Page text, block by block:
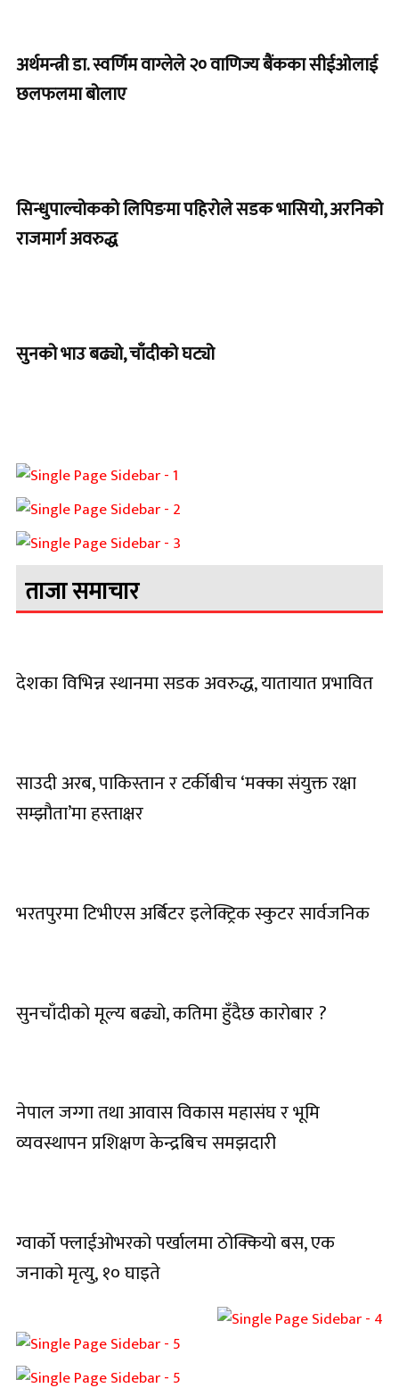
अर्थमन्त्री डा. स्वर्णिम वाग्लेले २० वाणिज्य बैंकका सीईओलाई
छलफलमा बोलाए
सिन्धुपाल्चोकको लिपिङमा पहिरोले सडक भासियो, अरनिको
राजमार्ग अवरुद्ध
सुनको भाउ बढ्यो, चाँदीको घट्यो
ताजा समाचार
देशका विभिन्न स्थानमा सडक अवरुद्ध, यातायात प्रभावित
साउदी अरब, पाकिस्तान र टर्कीबीच ‘मक्का संयुक्त रक्षा
सम्झौता’मा हस्ताक्षर
भरतपुरमा टिभीएस अर्बिटर इलेक्ट्रिक स्कुटर सार्वजनिक
सुनचाँदीको मूल्य बढ्यो, कतिमा हुँदैछ कारोबार ?
नेपाल जग्गा तथा आवास विकास महासंघ र भूमि
व्यवस्थापन प्रशिक्षण केन्द्रबिच समझदारी
ग्वार्को फ्लाईओभरको पर्खालमा ठोक्कियो बस, एक
जनाको मृत्यु, १० घाइते